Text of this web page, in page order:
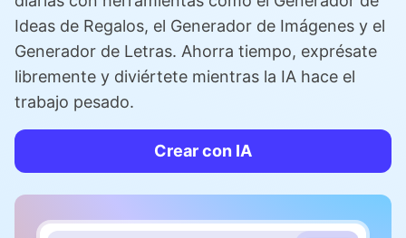
Ideas de Regalos, el Generador de Imágenes y el
Generador de Letras. Ahorra tiempo, exprésate
libremente y diviértete mientras la IA hace el
trabajo pesado.
Crear con IA